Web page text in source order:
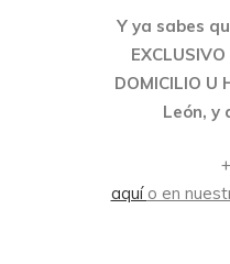
Y ya sabes
DOMICILIO U
León, y
aquí o en